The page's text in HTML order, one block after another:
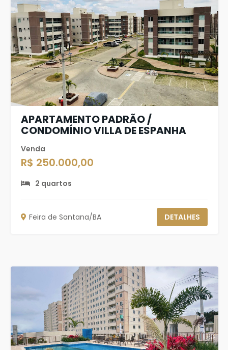
APARTAMENTO PADRÃO /
CONDOMÍNIO VILLA DE ESPANHA
Venda
R$ 250.000,00
2 quartos
Feira de Santana/BA DETALHES